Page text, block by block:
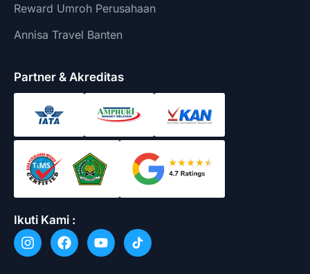
Reward Umroh Perusahaan
Annisa Travel Banten
Partner & Akreditas
Ikuti Kami :